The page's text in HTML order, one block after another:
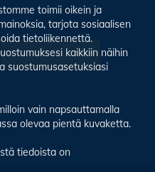
Tilaa uutiskirje
toimii oikein ja
tarjota sosiaalisen
tietoliikennettä.
kaikkiin näihin
suostumusasetuksiasi
vain napsauttamalla
olevaa pientä kuvaketta.
tiedoista on